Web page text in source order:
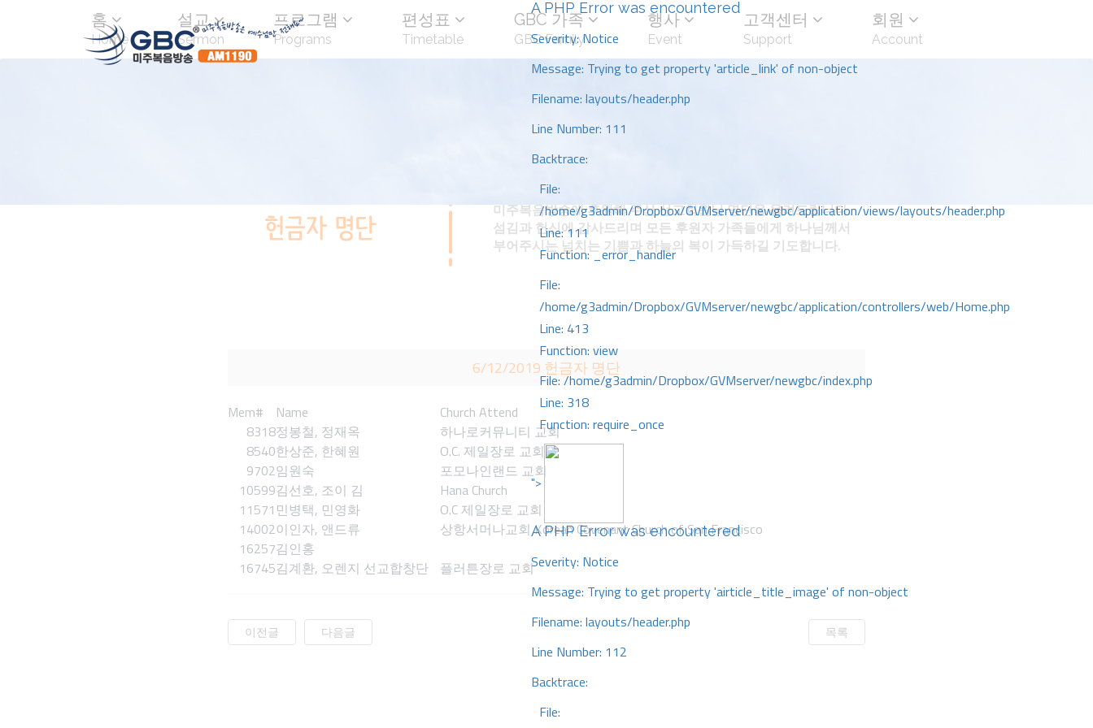
A PHP Error was encountered
Severity: Notice
Message: Trying to get property 'article_link' of non-object
Filename: layouts/header.php
Line Number: 111
Backtrace:
File:
/home/g3admin/Dropbox/GVMserver/newgbc/application/views/layouts/header.php
Line: 111
Function: _error_handler
File:
/home/g3admin/Dropbox/GVMserver/newgbc/application/controllers/web/Home.php
Line: 413
Function: view
File: /home/g3admin/Dropbox/GVMserver/newgbc/index.php
Line: 318
Function: require_once
">
A PHP Error was encountered
Severity: Notice
Message: Trying to get property 'airticle_title_image' of non-object
Filename: layouts/header.php
Line Number: 112
Backtrace:
File:
홈
Home
설교
Sermon
프로그램
Programs
편성표
Timetable
GBC 가족
GBC Family
행사
Event
고객센터
Support
회원
Account
미주복음방송에 후원해 주신 선교회원님 명단을 올려드립니다.
섬김과 헌신에 감사드리며 모든 후원자 가족들에게 하나님께서
부어주시는 넘치는 기쁨과 하늘의 복이 가득하길 기도합니다.
6/12/2019 헌금자 명단
Mem# Name
Church Attend
8318정봉철, 정재옥
하나로커뮤니티 교회
8540한상준, 한혜원
O.C. 제일장로 교회
9702임원숙
포모나인랜드 교회
10599김선호, 조이 김
Hana Church
11571 민병택, 민영화
O.C 제일장로 교회
14002이인자, 앤드류
상항서머나교회 Korean Covenant Church of San Francisco
16257김인홍
16745김계환, 오렌지 선교합창단 플러튼장로 교회
다음글
이전글 목록